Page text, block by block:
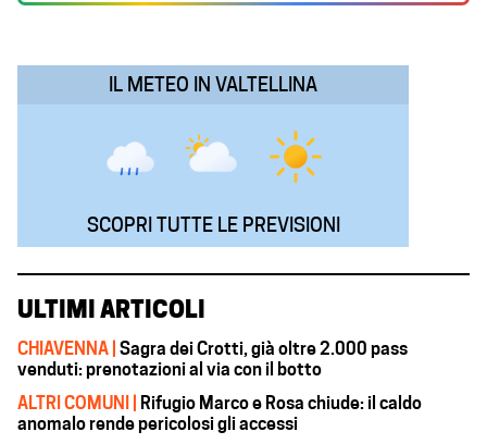
IL METEO IN VALTELLINA
SCOPRI TUTTE LE PREVISIONI
ULTIMI ARTICOLI
CHIAVENNA | Sagra dei Crotti, già oltre 2.000 pass
venduti: prenotazioni al via con il botto
ALTRI COMUNI | Rifugio Marco e Rosa chiude: il caldo
anomalo rende pericolosi gli accessi